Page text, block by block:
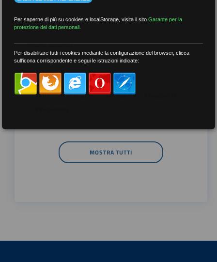
più recenti
meno recenti
per tag
##DS ##FGU ##Gilda
MOSTRA TUTTI
Per saperne di più su cookies e localStorage, visita il sitoGarante per la
protezione dei dati personali
Per disabilitare tutti i cookies mediante la configurazione del browser, clicca
sull'icona corrispondente e segui le istruzioni indicate: